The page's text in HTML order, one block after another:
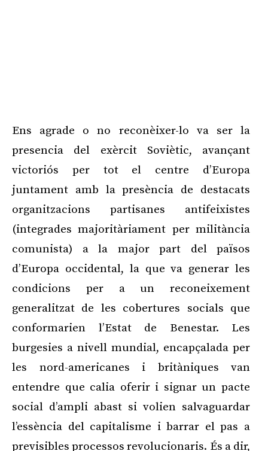
Ens agrade o no reconèixer-lo va ser la
presencia del exèrcit Soviètic, avançant
victoriós per tot el centre d’Europa
juntament amb la presència de destacats
organitzacions partisanes antifeixistes
(integrades majoritàriament per militància
comunista) a la major part del països
d’Europa occidental, la que va generar les
condicions per a un reconeixement
generalitzat de les cobertures socials que
conformarien l’Estat de Benestar. Les
burgesies a nivell mundial, encapçalada per
les nord-americanes i britàniques van
entendre que calia oferir i signar un pacte
social d’ampli abast si volien salvaguardar
l’essència del capitalisme i barrar el pas a
previsibles processos revolucionaris. És a dir,